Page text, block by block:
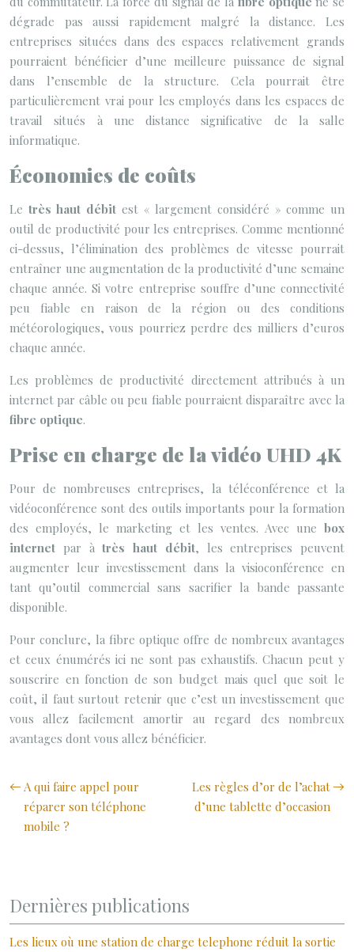
dégrade pas aussi rapidement malgré la distance. Les
entreprises situées dans des espaces relativement grands
pourraient bénéficier d’une meilleure puissance de signal
dans l’ensemble de la structure. Cela pourrait être
particulièrement vrai pour les employés dans les espaces de
travail situés à une distance significative de la salle
informatique.
Économies de coûts
Le très haut débit est « largement considéré » comme un
outil de productivité pour les entreprises. Comme mentionné
ci-dessus, l’élimination des problèmes de vitesse pourrait
entraîner une augmentation de la productivité d’une semaine
chaque année. Si votre entreprise souffre d’une connectivité
peu fiable en raison de la région ou des conditions
météorologiques, vous pourriez perdre des milliers d’euros
chaque année.
Les problèmes de productivité directement attribués à un
internet par câble ou peu fiable pourraient disparaître avec la
fibre optique.
Prise en charge de la vidéo UHD 4K
Pour de nombreuses entreprises, la téléconférence et la
vidéoconférence sont des outils importants pour la formation
des employés, le marketing et les ventes. Avec une box
internet par àtrès haut débit, les entreprises peuvent
augmenter leur investissement dans la visioconférence en
tant qu’outil commercial sans sacrifier la bande passante
disponible.
Pour conclure, la fibre optique offre de nombreux avantages
et ceux énumérés ici ne sont pas exhaustifs. Chacun peut y
souscrire en fonction de son budget mais quel que soit le
coût, il faut surtout retenir que c’est un investissement que
vous allez facilement amortir au regard des nombreux
avantages dont vous allez bénéficier.
A qui faire appel pour
réparer son téléphone
mobile ?
Les règles d’or de l’achat
d’une tablette d’occasion
Dernières publications
Les lieux où une station de charge telephone réduit la sortie